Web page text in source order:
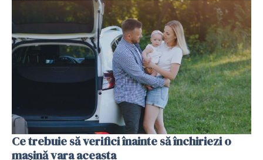
Ce trebuie să verifici înainte să închiriezi o
mașină vara aceasta